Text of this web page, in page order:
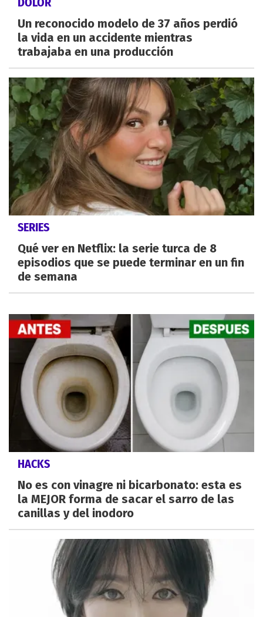
Un reconocido modelo de 37 años perdió
la vida en un accidente mientras
trabajaba en una producción
SERIES
Qué ver en Netflix: la serie turca de 8
episodios que se puede terminar en un fin
de semana
HACKS
No es con vinagre ni bicarbonato: esta es
la MEJOR forma de sacar el sarro de las
canillas y del inodoro